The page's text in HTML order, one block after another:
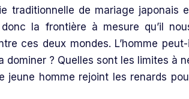
traditionnelle de mariage japonais
la frontière à mesure qu’il
ces deux mondes. L’homme
dominer ? Quelles sont les limites à
homme rejoint les renards